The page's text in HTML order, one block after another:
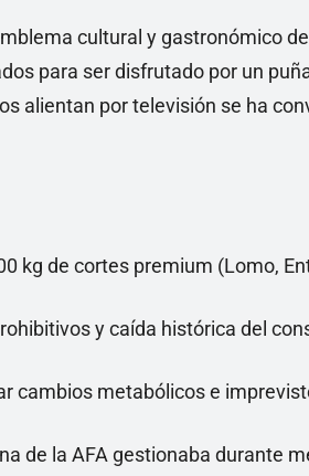
cultural y gastronómico
para ser disfrutado por un
alientan por televisión se ha
kg de cortes premium (Lomo,
y caída histórica del
cambios metabólicos e
de la AFA gestionaba durante